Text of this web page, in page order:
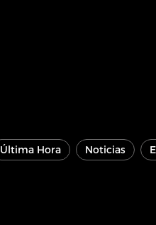
Última Hora Noticias